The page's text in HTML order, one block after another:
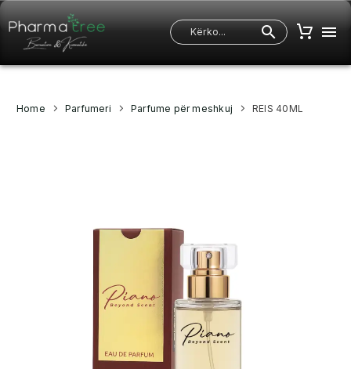
Home Parfumeri Parfume për meshkuj REIS 40ML